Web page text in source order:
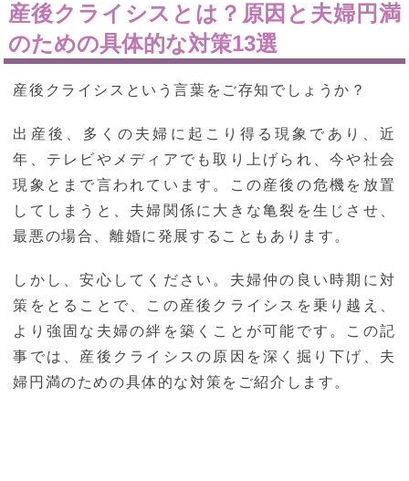
産後クライシスとは？原因と夫婦円満
のための具体的な対策13選
産後クライシスという言葉をご存知でしょうか？
出産後、多くの夫婦に起こり得る現象であり、近
年、テレビやメディアでも取り上げられ、今や社会
現象とまで言われています。この産後の危機を放置
してしまうと、夫婦関係に大きな亀裂を生じさせ、
最悪の場合、離婚に発展することもあります。
しかし、安心してください。夫婦仲の良い時期に対
策をとることで、この産後クライシスを乗り越え、
より強固な夫婦の絆を築くことが可能です。この記
事では、産後クライシスの原因を深く掘り下げ、夫
婦円満のための具体的な対策をご紹介します。